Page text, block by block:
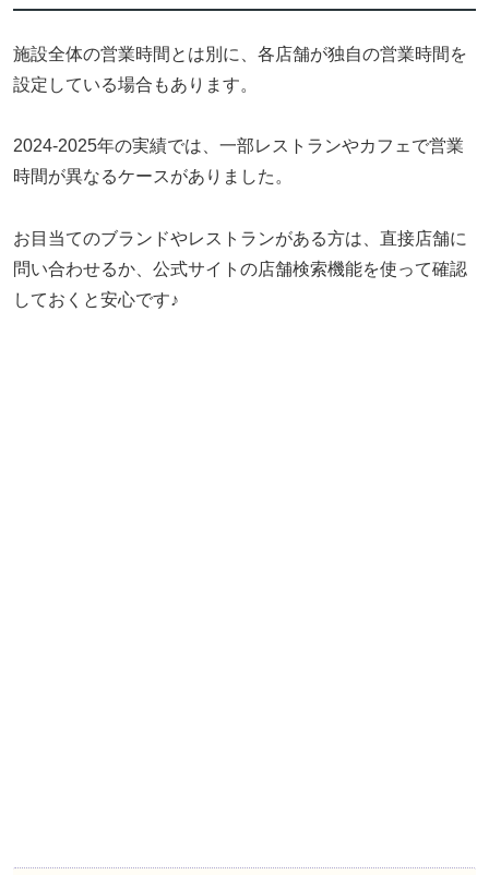
施設全体の営業時間とは別に、各店舗が独自の営業時間を
設定している場合もあります。
2024-2025年の実績では、一部レストランやカフェで営業
時間が異なるケースがありました。
お目当てのブランドやレストランがある方は、直接店舗に
問い合わせるか、公式サイトの店舗検索機能を使って確認
しておくと安心です♪